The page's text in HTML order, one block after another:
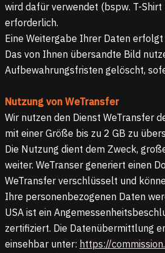
wird dafür verwendet (bspw. T-
erforderlich.
Eine Weitergabe Ihrer Daten erfolgt
Das von Ihnen übersandte Bild
Aufbewahrungsfristen gelöscht,
Nutzung von WeTransfer
Wir nutzen den Dienst WeTransfer
mit einer Größe bis zu 2 GB zu
Die Nutzung dient dem Zweck,
weiter. WeTranser generiert einen
WeTransfer verschlüsselt und
Ihre personenbezogenen Daten
USA ist ein
zertifiziert. Die Datenübermittlung
einsehbar unter: https://